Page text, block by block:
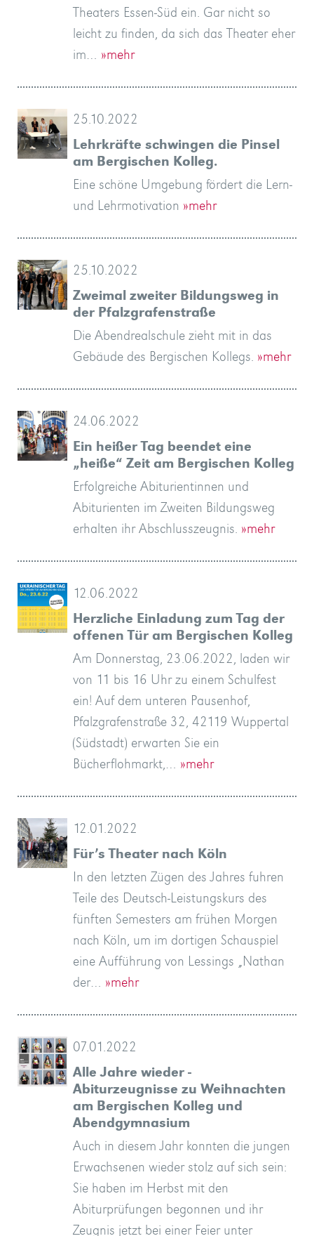
Theaters Essen-Süd ein. Gar nicht so
leicht zu finden, da sich das Theater eher
im… »mehr
25.10.2022
Lehrkräfte schwingen die Pinsel
am Bergischen Kolleg.
Eine schöne Umgebung fördert die Lern-
und Lehrmotivation »mehr
25.10.2022
Zweimal zweiter Bildungsweg in
der Pfalzgrafenstraße
Die Abendrealschule zieht mit in das
Gebäude des Bergischen Kollegs. »mehr
24.06.2022
Ein heißer Tag beendet eine
„heiße“ Zeit am Bergischen Kolleg
Erfolgreiche Abiturientinnen und
Abiturienten im Zweiten Bildungsweg
erhalten ihr Abschlusszeugnis. »mehr
12.06.2022
Herzliche Einladung zum Tag der
offenen Tür am Bergischen Kolleg
Am Donnerstag, 23.06.2022, laden wir
von 11 bis 16 Uhr zu einem Schulfest
ein! Auf dem unteren Pausenhof,
Pfalzgrafenstraße 32, 42119 Wuppertal
(Südstadt) erwarten Sie ein
Bücherflohmarkt,… »mehr
12.01.2022
Für’s Theater nach Köln
In den letzten Zügen des Jahres fuhren
Teile des Deutsch-Leistungskurs des
fünften Semesters am frühen Morgen
nach Köln, um im dortigen Schauspiel
eine Aufführung von Lessings „Nathan
der… »mehr
07.01.2022
Alle Jahre wieder -
Abiturzeugnisse zu Weihnachten
am Bergischen Kolleg und
Abendgymnasium
Auch in diesem Jahr konnten die jungen
Erwachsenen wieder stolz auf sich sein:
Sie haben im Herbst mit den
Abiturprüfungen begonnen und ihr
Zeugnis jetzt bei einer Feier unter